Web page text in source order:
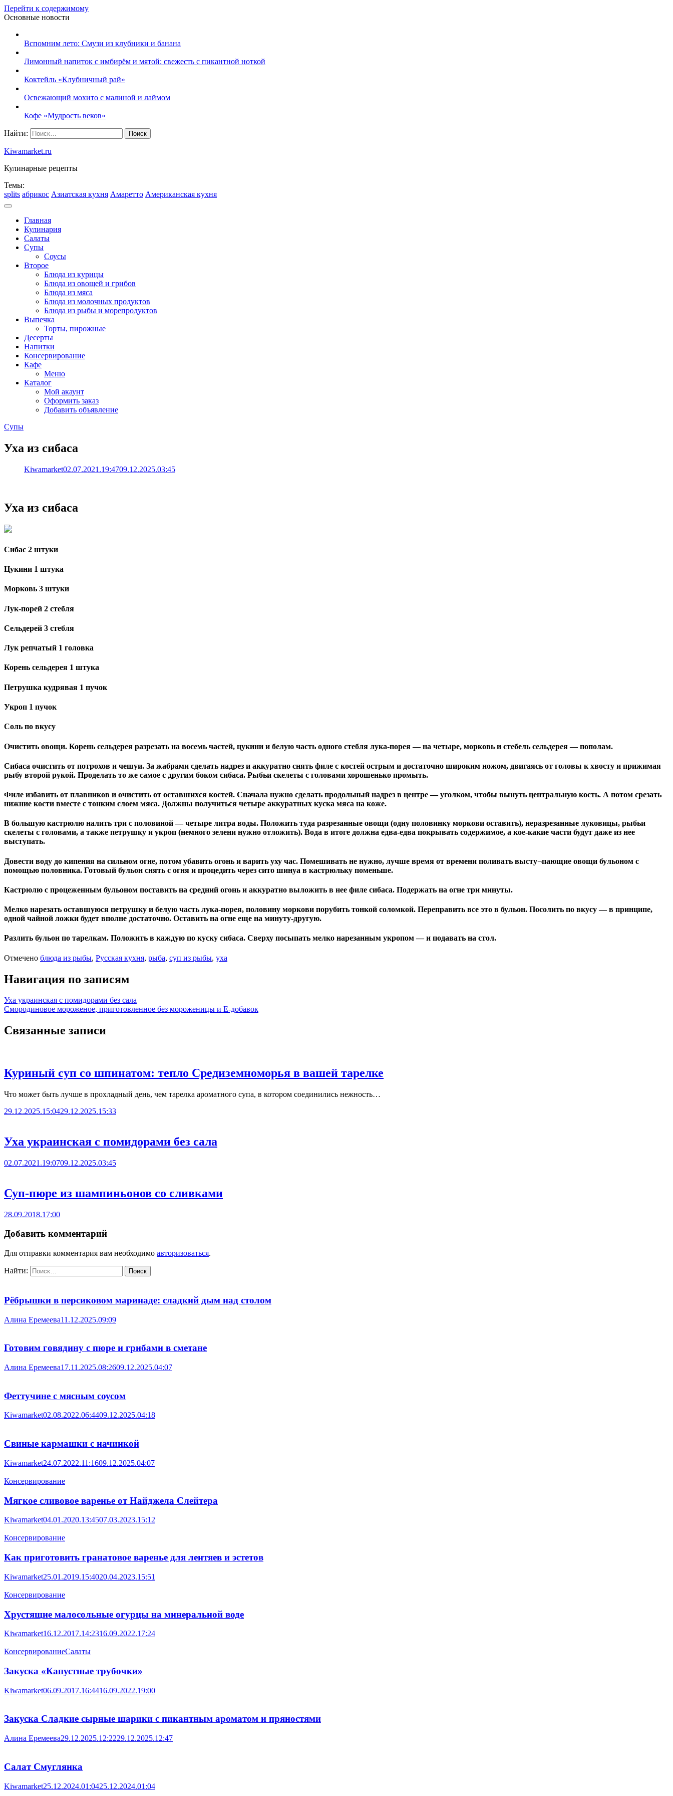
Перейти к содержимому
Основные новости
Вспомним лето: Смузи из клубники и банана
Лимонный напиток с имбирём и мятой: свежесть с пикантной ноткой
Коктейль «Клубничный рай»
Освежающий мохито с малиной и лаймом
Кофе «Мудрость веков»
Найти:
Kiwamarket.ru
Кулинарные рецепты
Темы:
splits абрикос Азиатская кухня Амаретто Американская кухня
Главная
Кулинария
Салаты
Супы
Соусы
Второе
Блюда из курицы
Блюда из овощей и грибов
Блюда из мяса
Блюда из молочных продуктов
Блюда из рыбы и морепродуктов
Выпечка
Торты, пирожные
Десерты
Напитки
Консервирование
Кафе
Меню
Каталог
Мой акаунт
Оформить заказ
Добавить объявление
Супы
Уха из сибаса
Kiwamarket02.07.2021.19:4709.12.2025.03:45
Уха из сибаса
Сибас 2 штуки
Цукини 1 штука
Морковь 3 штуки
Лук-порей 2 стебля
Сельдерей 3 стебля
Лук репчатый 1 головка
Корень сельдерея 1 штука
Петрушка кудрявая 1 пучок
Укроп 1 пучок
Соль по вкусу
Очистить овощи. Корень сельдерея разрезать на восемь частей, цукини и белую часть одного стебля лука-порея — на четыре, морковь и стебель сельдерея — пополам.
Сибаса очистить от потрохов и чешуи. За жабрами сделать надрез и аккуратно снять филе с костей острым и достаточно широким ножом, двигаясь от головы к хвосту и прижимая
рыбу второй рукой. Проделать то же самое с другим боком сибаса. Рыбьи скелеты с головами хорошенько промыть.
Филе избавить от плавников и очистить от оставшихся костей. Сначала нужно сделать продольный надрез в центре — уголком, чтобы вынуть центральную кость. А потом срезать
нижние кости вместе с тонким слоем мяса. Должны получиться четыре аккуратных куска мяса на коже.
В большую кастрюлю налить три с половиной — четыре литра воды. Положить туда разрезанные овощи (одну половинку моркови оставить), неразрезанные луковицы, рыбьи
скелеты с головами, а также петрушку и укроп (немного зелени нужно отложить). Вода в итоге должна едва-едва покрывать содержимое, а кое-какие части будут даже из нее
выступать.
Довести воду до кипения на сильном огне, потом убавить огонь и варить уху час. Помешивать не нужно, лучше время от времени поливать высту¬пающие овощи бульоном с
помощью половника. Готовый бульон снять с огня и процедить через сито шинуа в кастрюльку поменьше.
Кастрюлю с процеженным бульоном поставить на средний огонь и аккуратно выложить в нее филе сибаса. Подержать на огне три минуты.
Мелко нарезать оставшуюся петрушку и белую часть лука-порея, половину моркови порубить тонкой соломкой. Переправить все это в бульон. Посолить по вкусу — в принципе,
одной чайной ложки будет вполне достаточно. Оставить на огне еще на минуту-другую.
Разлить бульон по тарелкам. Положить в каждую по куску сибаса. Сверху посыпать мелко нарезанным укропом — и подавать на стол.
Отмечено блюда из рыбы, Русская кухня, рыба, суп из рыбы, уха
Навигация по записям
Уха украинская с помидорами без сала
Смородиновое мороженое, приготовленное без мороженицы и Е-добавок
Связанные записи
Куриный суп со шпинатом: тепло Средиземноморья в вашей тарелке
Что может быть лучше в прохладный день, чем тарелка ароматного супа, в котором соединились нежность…
29.12.2025.15:0429.12.2025.15:33
Уха украинская с помидорами без сала
02.07.2021.19:0709.12.2025.03:45
Суп-пюре из шампиньонов со сливками
28.09.2018.17:00
Добавить комментарий
Для отправки комментария вам необходимо авторизоваться.
Найти:
Рёбрышки в персиковом маринаде: сладкий дым над столом
Алина Еремеева11.12.2025.09:09
Готовим говядину с пюре и грибами в сметане
Алина Еремеева17.11.2025.08:2609.12.2025.04:07
Феттучине с мясным соусом
Kiwamarket02.08.2022.06:4409.12.2025.04:18
Свиные кармашки с начинкой
Kiwamarket24.07.2022.11:1609.12.2025.04:07
Консервирование
Мягкое сливовое варенье от Найджела Слейтера
Kiwamarket04.01.2020.13:4507.03.2023.15:12
Консервирование
Как приготовить гранатовое варенье для лентяев и эстетов
Kiwamarket25.01.2019.15:4020.04.2023.15:51
Консервирование
Хрустящие малосольные огурцы на минеральной воде
Kiwamarket16.12.2017.14:2316.09.2022.17:24
КонсервированиеСалаты
Закуска «Капустные трубочки»
Kiwamarket06.09.2017.16:4416.09.2022.19:00
Закуска Сладкие сырные шарики с пикантным ароматом и пряностями
Алина Еремеева29.12.2025.12:2229.12.2025.12:47
Салат Смуглянка
Kiwamarket25.12.2024.01:0425.12.2024.01:04